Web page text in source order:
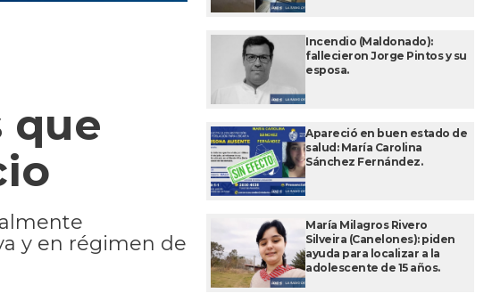
que
y en régimen de
Incendio (Maldonado):
fallecieron Jorge Pintos y su
esposa.
Apareció en buen estado de
salud: María Carolina
Sánchez Fernández.
María Milagros Rivero
Silveira (Canelones): piden
ayuda para localizar a la
adolescente de 15 años.